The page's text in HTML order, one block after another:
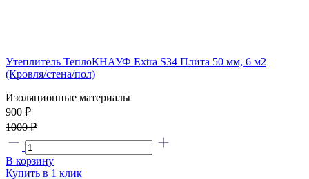
Утеплитель ТеплоКНАУФ Extra S34 Плита 50 мм, 6 м2
(Кровля/стена/пол)
Изоляционные материалы
900 ₽
1000 ₽
В корзину
Купить в 1 клик